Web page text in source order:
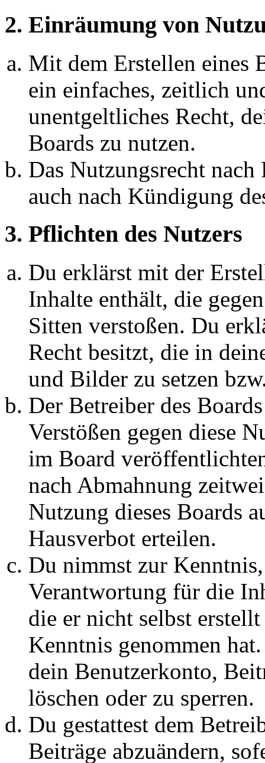
2. Einräumung von
Mit dem Erstellen eines
ein einfaches, zeitlich
unentgeltliches Recht,
Boards zu nutzen.
Das Nutzungsrecht
auch nach Kündigung
3. Pflichten des Nutzers
Du erklärst mit der
Inhalte enthält, die
Sitten verstoßen. Du
Recht besitzt, die in
und Bilder zu setzen
Der Betreiber des
Verstößen gegen diese
im Board
nach Abmahnung
Nutzung dieses Boards
Hausverbot erteilen.
Du nimmst zur
Verantwortung für die
die er nicht selbst
Kenntnis genommen
dein Benutzerkonto,
löschen oder zu sperren.
Du gestattest dem
Beiträge abzuändern,